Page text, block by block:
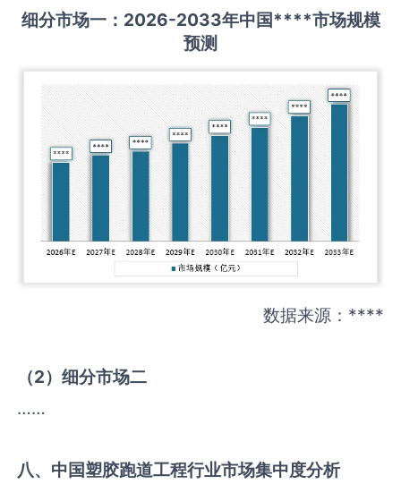
细分市场一： 2026-2033年中国****市场规模
预测
数据来源：****
（2）细分市场二
……
八、中国塑胶跑道工程行业市场集中度分析